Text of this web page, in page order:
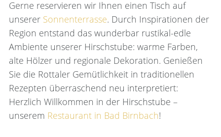
Gerne reservieren wir Ihnen einen Tisch auf
unserer Sonnenterrasse. Durch Inspirationen der
Region entstand das wunderbar rustikal-edle
Ambiente unserer Hirschstube: warme Farben,
alte Hölzer und regionale Dekoration. Genießen
Sie die Rottaler Gemütlichkeit in traditionellen
Rezepten überraschend neu interpretiert:
Herzlich Willkommen in der Hirschstube –
unserem Restaurant in Bad Birnbach!